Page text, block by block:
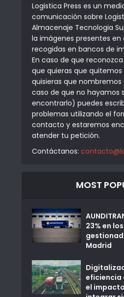
Logistica Press es un
comunicación sobre
Almacenaje Tecnologia
la imágenes presentes en
recogidas en bancos de
En caso de que
que quieras que
quisieras que
caso de que no hayamos
encontrarlo) puedes
problemas utilizando el
contacto y estaremos
atender tu petición.
Contáctanos:
MOST
23% en
Madrid
eficiencia
el